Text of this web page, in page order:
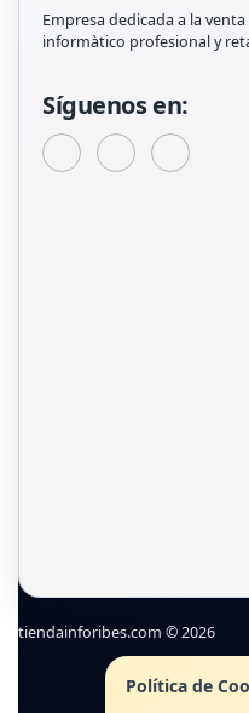
Política de
Empresa dedicada a la
informàtico profesional y
Síguenos en:
tiendainforibes.com © 2026